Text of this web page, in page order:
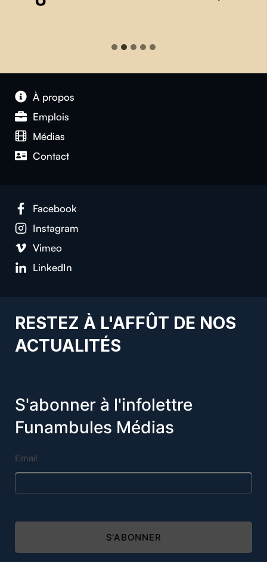
À propos
Emplois
Médias
Contact
Facebook
Instagram
Vimeo
LinkedIn
RESTEZ À L'AFFÛT DE NOS
ACTUALITÉS
S'abonner à l'infolettre
Funambules Médias
Email
S'ABONNER